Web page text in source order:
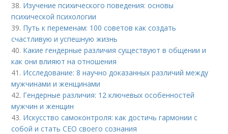
38. Изучение психического поведения: основы
психической психологии
39. Путь к переменам: 100 советов как создать
счастливую и успешную жизнь
40. Какие гендерные различия существуют в общении и
как они влияют на отношения
41. Исследование: 8 научно доказанных различий между
мужчинами и женщинами
42. Гендерные различия: 12 ключевых особенностей
мужчин и женщин
43. Искусство самоконтроля: как достичь гармонии с
собой и стать CEO своего сознания